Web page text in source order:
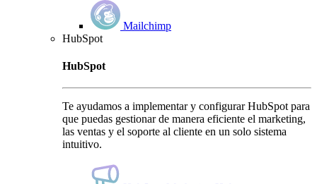
Mailchimp
HubSpot
HubSpot
Te ayudamos a implementar y configurar HubSpot para
que puedas gestionar de manera eficiente el marketing,
las ventas y el soporte al cliente en un solo sistema
intuitivo.